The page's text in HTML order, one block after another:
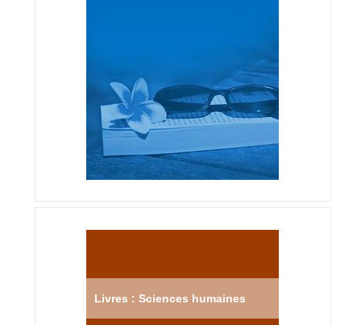
Livres : Sciences humaines